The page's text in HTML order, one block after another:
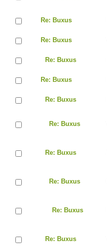
Re: Buxus
Re: Buxus
Re: Buxus
Re: Buxus
Re: Buxus
Re: Buxus
Re: Buxus
Re: Buxus
Re: Buxus
Re: Buxus